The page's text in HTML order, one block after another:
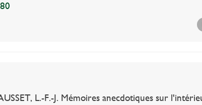
L.-F.-J. Mémoires anecdotiques sur